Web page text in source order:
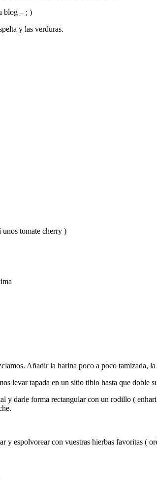
blog – ; )
y las verduras.
unos tomate cherry )
Añadir la harina poco a poco tamizada,
levar tapada en un sitio tibio hasta que doble
y darle forma rectangular con un rodillo (
y espolvorear con vuestras hierbas favoritas (